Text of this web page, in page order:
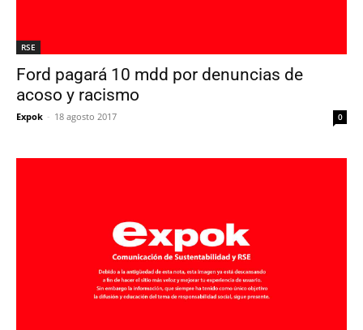
RSE
Ford pagará 10 mdd por denuncias de
acoso y racismo
Expok - 18 agosto 2017 0